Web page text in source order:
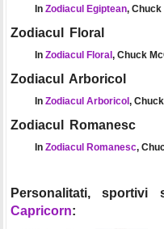
In Zodiacul Egiptean, Chuck
Zodiacul Floral
In Zodiacul Floral , Chuck
Zodiacul Arboricol
In Zodiacul Arboricol ,
Zodiacul Romanesc
In Zodiacul Romanesc,
Personalitati,
Capricorn: